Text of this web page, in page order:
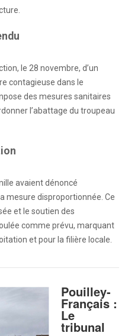
le 28 novembre, d’un
contagieuse dans le
des mesures sanitaires
l’abattage du troupeau
avaient dénoncé
mesure disproportionnée. Ce
et le soutien des
comme prévu, marquant
et pour la filière locale.
Pouilley-
Français :
Le
tribunal